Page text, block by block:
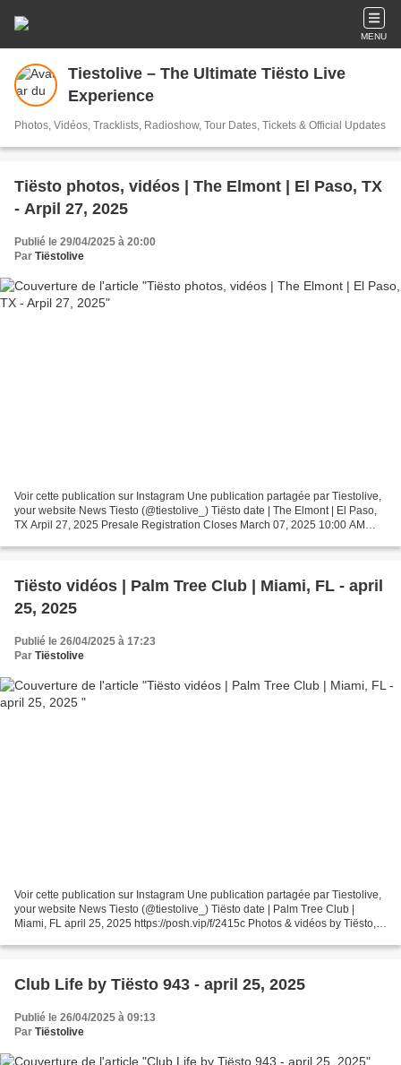
MENU
Tiestolive – The Ultimate Tiësto Live
Experience
Photos, Vidéos, Tracklists, Radioshow, Tour Dates, Tickets & Official Updates
Tiësto photos, vidéos | The Elmont | El Paso, TX
- Arpil 27, 2025
Publié le 29/04/2025 à 20:00
Par Tiëstolive
Voir cette publication sur Instagram Une publication partagée par Tiestolive,
your website News Tiesto (@tiestolive_) Tiësto date | The Elmont | El Paso,
TX Arpil 27, 2025 Presale Registration Closes March 07, 2025 10:00 AM
Tiësto vidéos | Palm Tree Club | Miami, FL - april
25, 2025
Publié le 26/04/2025 à 17:23
Par Tiëstolive
Voir cette publication sur Instagram Une publication partagée par Tiestolive,
your website News Tiesto (@tiestolive_) Tiësto date | Palm Tree Club |
Miami, FL april 25, 2025 https://posh.vip/f/2415c Photos & vidéos by Tiësto,
Club Life by Tiësto 943 - april 25, 2025
Publié le 26/04/2025 à 09:13
Par Tiëstolive